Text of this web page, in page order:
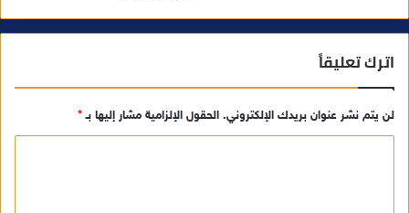
اترك تعليقاً
لن يتم نشر عنوان بريدك الإلكتروني. الحقول الإلزامية مشار إليها بـ*